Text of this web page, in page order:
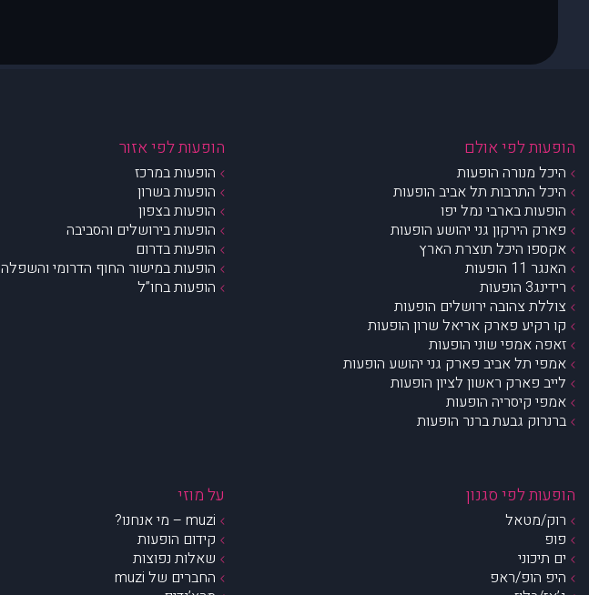
הופעות לפי אולם
היכל מנורה הופעות
היכל התרבות תל אביב הופעות
הופעות בארבי נמל יפו
פארק הירקון גני יהושע הופעות
אקספו היכל תוצרת הארץ
האנגר 11 הופעות
רידינג3 הופעות
צוללת צהובה ירושלים הופעות
קו רקיע פארק אריאל שרון הופעות
זאפה אמפי שוני הופעות
אמפי תל אביב פארק גני יהושע הופעות
לייב פארק ראשון לציון הופעות
אמפי קיסריה הופעות
ברנרוק גבעת ברנר הופעות
הופעות לפי אזור
הופעות במרכז
הופעות בשרון
הופעות בצפון
הופעות בירושלים והסביבה
הופעות בדרום
הופעות במישור החוף הדרומי והשפלה
הופעות בחו”ל
הופעות לפי סגנון
רוק/מטאל
פופ
ים תיכוני
היפ הופ/ראפ
על מוזי
muzi – מי אנחנו?
קידום הופעות
שאלות נפוצות
החברים של muzi